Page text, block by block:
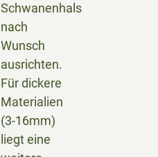
Schwanenhals
nach
Wunsch
ausrichten.
Für dickere
Materialien
(3-16mm)
liegt eine